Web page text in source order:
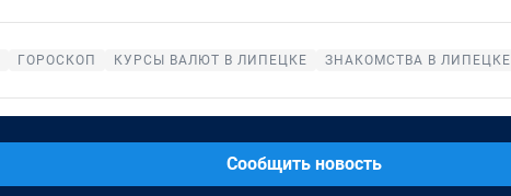
ГОРОСКОП КУРСЫ ВАЛЮТ В ЛИПЕЦКЕ ЗНАКОМСТВА В ЛИПЕЦКЕ
Сообщить новость